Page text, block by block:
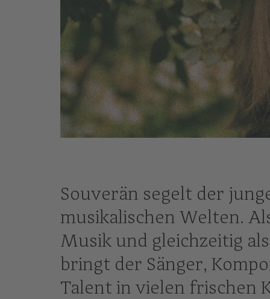
Souverän segelt der
musikalischen Welten.
Musik und gleichzeitig
bringt der Sänger,
Talent in vielen frischen